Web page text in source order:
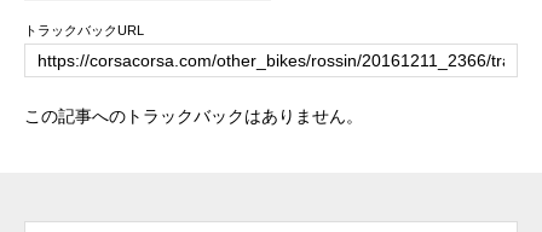
トラックバックURL
この記事へのトラックバックはありません。